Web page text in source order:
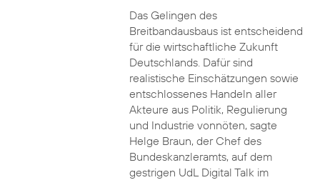
Das Gelingen des
Breitbandausbaus ist entscheidend
für die wirtschaftliche Zukunft
Deutschlands. Dafür sind
realistische Einschätzungen sowie
entschlossenes Handeln aller
Akteure aus Politik, Regulierung
und Industrie vonnöten, sagte
Helge Braun, der Chef des
Bundeskanzleramts, auf dem
gestrigen UdL Digital Talk im